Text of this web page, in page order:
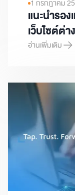
1 กรกฎาคม
แนะนำรอ
เว็บไซต์ต่า
อ่านเพิ่มเติม
แนะนำรองเท้า